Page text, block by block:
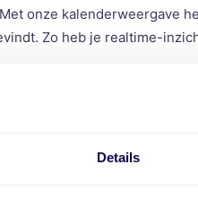
Details
onze kalenderweergave
Zo heb je realtime-